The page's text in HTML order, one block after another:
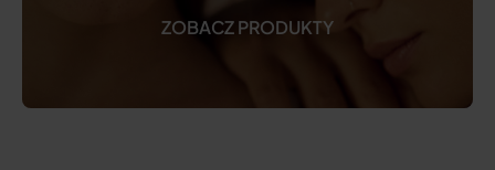
ZOBACZ PRODUKTY